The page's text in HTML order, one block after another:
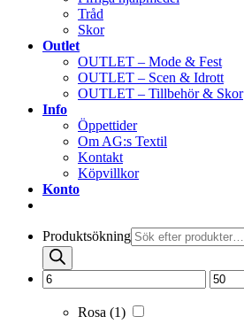
Tråd
Skor
Outlet
OUTLET – Mode & Fest
OUTLET – Scen & Idrott
OUTLET – Tillbehör & Skor
Info
Öppettider
Om AG:s Textil
Kontakt
Köpvillkor
Konto
Produktsökning
Rosa (1)